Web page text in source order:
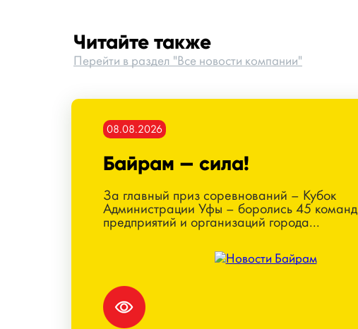
Читайте также
Перейти в раздел "Все новости компании"
08.08.2026
Байрам — сила!
За главный приз соревнований – Кубок
Администрации Уфы – боролись 45 команд
предприятий и организаций города...